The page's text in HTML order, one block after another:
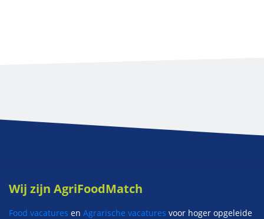
Wij zijn AgriFoodMatch
Food vacatures en Agrarische vacatures voor hoger opgeleide